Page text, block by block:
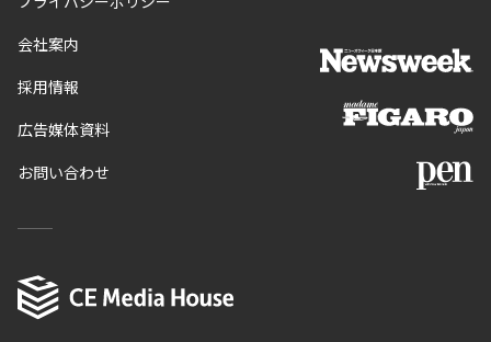
会社案内
採用情報
広告媒体資料
お問い合わせ